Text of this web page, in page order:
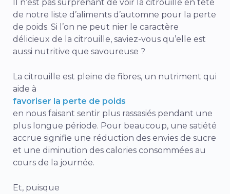
Il n’est pas surprenant de voir la citrouille en tête
de notre liste d’aliments d’automne pour la perte
de poids. Si l’on ne peut nier le caractère
délicieux de la citrouille, saviez-vous qu’elle est
aussi nutritive que savoureuse ?
La citrouille est pleine de fibres, un nutriment qui
aide à
favoriser la perte de poids
en nous faisant sentir plus rassasiés pendant une
plus longue période. Pour beaucoup, une satiété
accrue signifie une réduction des envies de sucre
et une diminution des calories consommées au
cours de la journée.
Et, puisque